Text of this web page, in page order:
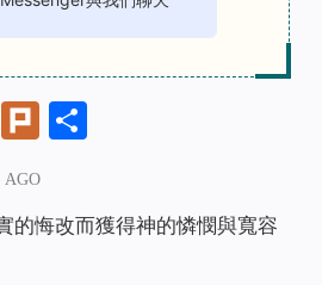
Twitter
Plurk
的悔改而獲得神的憐憫與寬容